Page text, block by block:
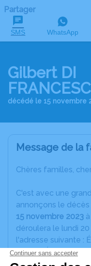
Partager
SMS WhatsApp
Gilbert DI
décédé le 15 novembre
Message de la
Chères familles,
C'est avec une
annonçons le décès
15 novembre 2023
déroulera le lundi
l'adresse suivante :
rue de l'Église -